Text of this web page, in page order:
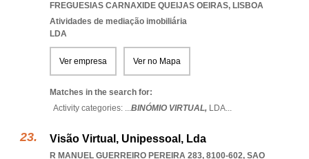
FREGUESIAS CARNAXIDE QUEIJAS OEIRAS, LISBOA
Atividades de mediação imobiliária
LDA
Ver empresa Ver no Mapa
Matches in the search for:
Activity categories: ...BINÓMIO VIRTUAL, LDA...
Visão Virtual, Unipessoal, Lda
R MANUEL GUERREIRO PEREIRA 283, 8100-602, SAO